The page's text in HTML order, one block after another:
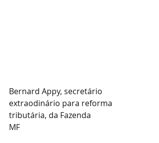
Bernard Appy, secretário
extraodinário para reforma
tributária, da Fazenda
MF